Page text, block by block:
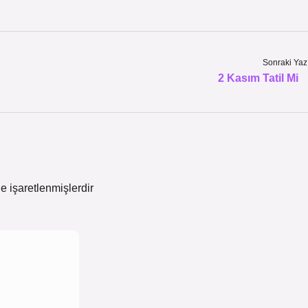
Sonraki
2 Kasım Tatil Mi
işaretlenmişlerdir